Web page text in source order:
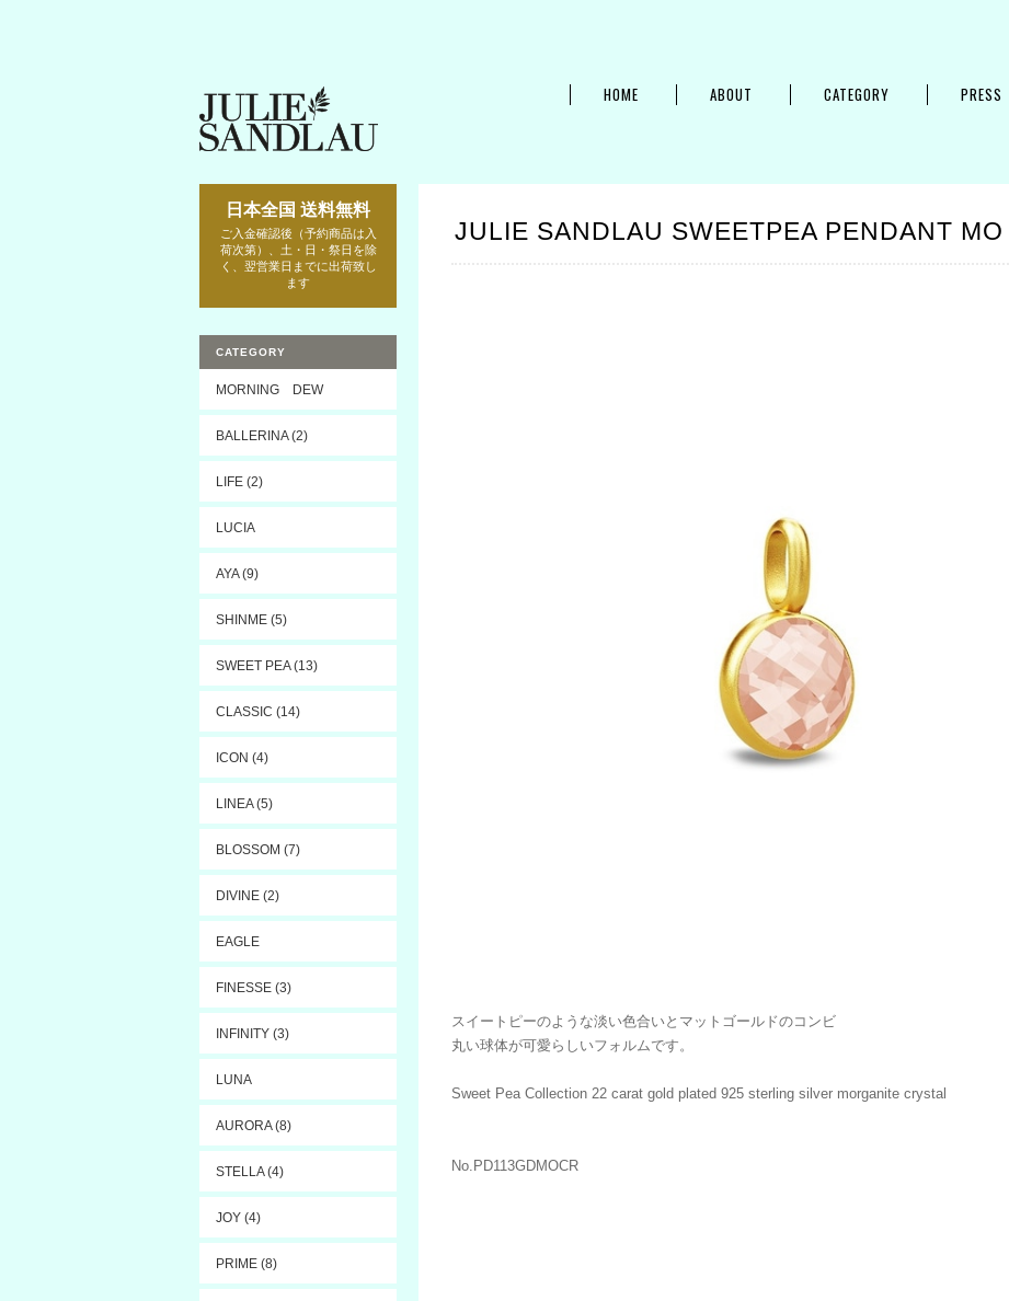
HOME ABOUT CATEGORY PRESS
JULIE SANDLAU SWEETPEA PENDANT MO
スイートピーのような淡い色合いとマットゴールドのコンビ
丸い球体が可愛らしいフォルムです。
Sweet Pea Collection 22 carat gold plated 925 sterling silver morganite crystal
No.PD113GDMOCR
日本全国 送料無料
ご入金確認後（予約商品は入
荷次第）、土・日・祭日を除
く、翌営業日までに出荷致し
ます
CATEGORY
MORNING DEW
BALLERINA (2)
LIFE (2)
LUCIA
AYA (9)
SHINME (5)
SWEET PEA (13)
CLASSIC (14)
ICON (4)
LINEA (5)
BLOSSOM (7)
DIVINE (2)
EAGLE
FINESSE (3)
INFINITY (3)
LUNA
AURORA (8)
STELLA (4)
JOY (4)
PRIME (8)